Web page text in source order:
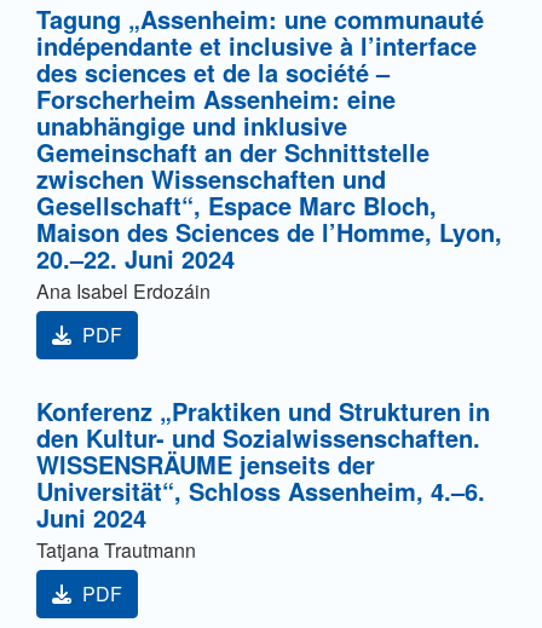
Tagung „Assenheim: une communauté
indépendante et inclusive à l’interface
des sciences et de la société –
Forscherheim Assenheim: eine
unabhängige und inklusive
Gemeinschaft an der Schnittstelle
zwischen Wissenschaften und
Gesellschaft“, Espace Marc Bloch,
Maison des Sciences de l’Homme, Lyon,
20.–22. Juni 2024
Ana Isabel Erdozáin
PDF
Konferenz „Praktiken und Strukturen in
den Kultur- und Sozialwissenschaften.
WISSENSRÄUME jenseits der
Universität“, Schloss Assenheim, 4.–6.
Juni 2024
Tatjana Trautmann
PDF